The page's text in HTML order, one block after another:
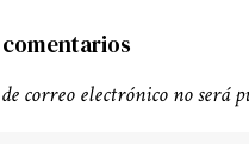
comentarios
correo electrónico no será